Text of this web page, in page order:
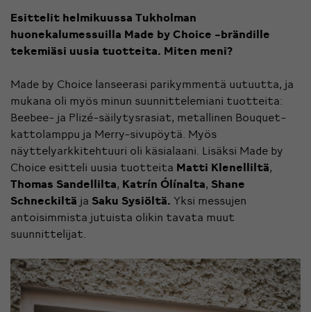
Esittelit helmikuussa Tukholman
huonekalumessuilla Made by Choice -brändille
tekemiäsi uusia tuotteita. Miten meni?
Made by Choice lanseerasi parikymmentä uutuutta, ja
mukana oli myös minun suunnittelemiani tuotteita:
Beebee- ja Plizé-säilytysrasiat, metallinen Bouquet-
kattolamppu ja Merry-sivupöytä. Myös
näyttelyarkkitehtuuri oli käsialaani. Lisäksi Made by
Choice esitteli uusia tuotteita Matti Klenelliltä,
Thomas Sandellilta, Katrín Ólínalta, Shane
Schneckiltä ja Saku Sysiöltä. Yksi messujen
antoisimmista jutuista olikin tavata muut
suunnittelijat.